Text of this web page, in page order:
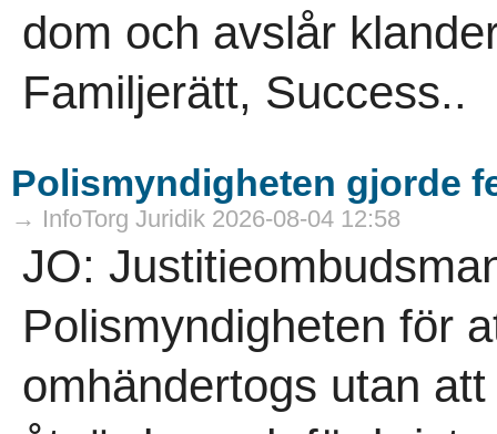
dom och avslår
Familjerätt, Success..
Polismyndigheten gjorde
→ InfoTorg Juridik 2026-08-04 12:58
JO:
Polismyndigheten för
omhändertogs utan